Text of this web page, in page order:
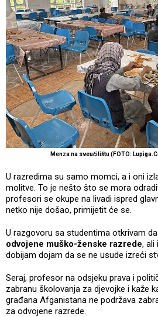
Menza na sveučilištu (FOTO:
U razredima su samo momci, a i oni
molitve. To je nešto što se mora
profesori se okupe na livadi ispred
netko nije došao, primijetit će se.
U razgovoru sa studentima otkrivam da
odvojene muško-ženske razrede, ali
dobijam dojam da se ne usude izreći
Seraj, profesor na odsjeku prava i
zabranu školovanja za djevojke i kaže
građana Afganistana ne podržava
za odvojene razrede.